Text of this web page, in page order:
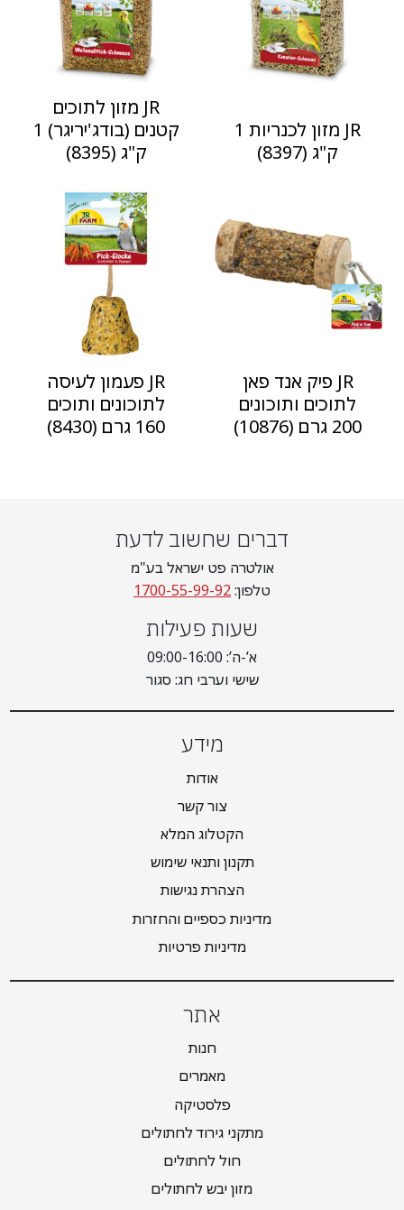
JR מזון לכנריות 1
ק"ג (8397)
JR מזון לתוכים
קטנים (בודג'יריגר) 1
ק"ג (8395)
JR פיק אנד פאן
לתוכים ותוכונים
200 גרם (10876)
JR פעמון לעיסה
לתוכונים ותוכים
160 גרם (8430)
דברים שחשוב לדעת
אולטרה פט ישראל בע"מ
טלפון:1700-55-99-92
שעות פעילות
א’-ה’: 09:00-16:00
שישי וערבי חג: סגור
מידע
אודות
צור קשר
הקטלוג המלא
תקנון ותנאי שימוש
הצהרת נגישות
מדיניות כספיים והחזרות
מדיניות פרטיות
אתר
חנות
מאמרים
פלסטיקה
מתקני גירוד לחתולים
חול לחתולים
מזון יבש לחתולים